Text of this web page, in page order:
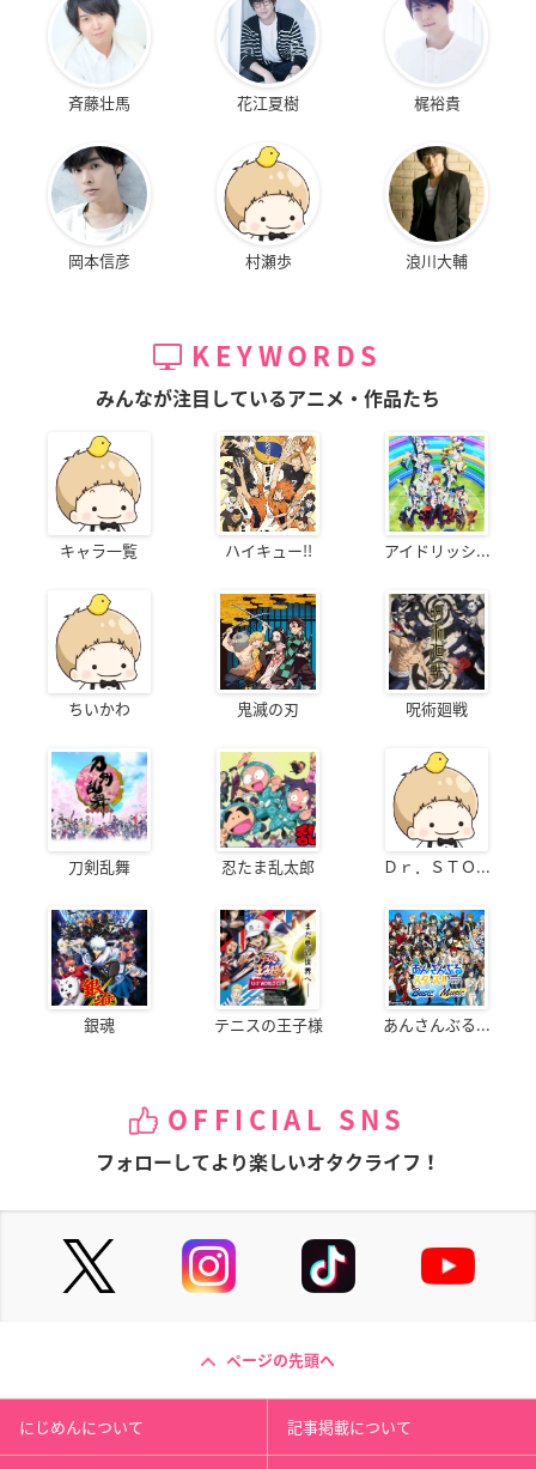
斉藤壮馬 花江夏樹 梶裕貴
岡本信彦 村瀬歩 浪川大輔
KEYWORDS
みんなが注目しているアニメ・作品たち
キャラ一覧 ハイキュー!! アイドリッシ...
ちいかわ 鬼滅の刃 呪術廻戦
刀剣乱舞 忍たま乱太郎 Ｄｒ．ＳＴＯ...
銀魂 テニスの王子様 あんさんぶる...
OFFICIAL SNS
フォローしてより楽しいオタクライフ！
ページの先頭へ
にじめんについて 記事掲載について